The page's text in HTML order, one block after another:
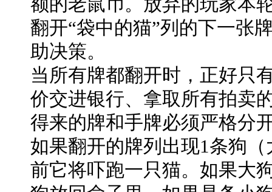
翻开“袋中的猫”列的下一张
助决策。
当所有牌都翻开时，正好只
价交进银行、拿取所有拍卖
得来的牌和手牌必须严格分
如果翻开的牌列出现1条狗
前它将吓跑一只猫。如果大